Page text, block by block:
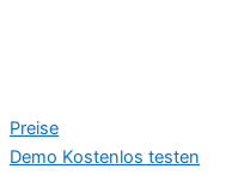
Preise
Demo Kostenlos testen